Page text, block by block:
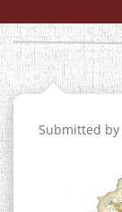
Submitted by